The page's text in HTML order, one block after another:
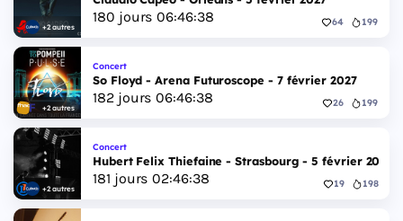
+2 autres
180 jours 06:46:37 64 199
+2 autres
Concert
So Floyd - Arena Futuroscope - 7 février 2027
182jours 06:46:37 26 199
+2 autres
Concert
Hubert Felix Thiefaine - Strasbourg - 5 février 2027
181 jours 02:46:37 19 198